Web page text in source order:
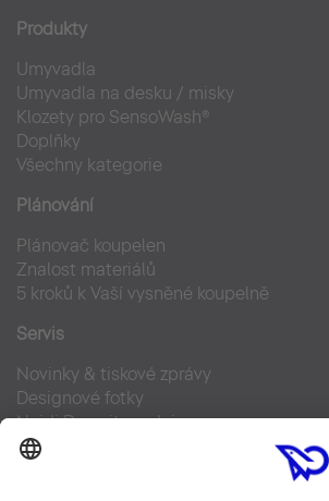
Produkty
Umyvadla
Umyvadla na desku / misky
Klozety pro SensoWash®
Doplňky
Všechny kategorie
Plánování
Plánovač koupelen
Znalost materiálů
5 kroků k Vaší vysněné koupelně
Servis
Novinky & tiskové zprávy
Designové fotky
Najdi Duravit prodejce
Často kladené otázky